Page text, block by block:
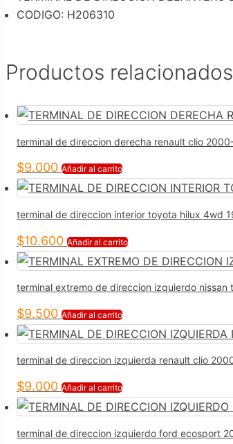
CODIGO: H206310
Productos relacionados
terminal de direccion derecha renault clio
$9.000 Añadir al carrito
terminal de direccion interior toyota hilux 4wd
$10.600 Añadir al carrito
terminal extremo de direccion izquierdo
$9.500 Añadir al carrito
terminal de direccion izquierda renault clio
$9.000 Añadir al carrito
terminal de direccion izquierdo ford ecosport